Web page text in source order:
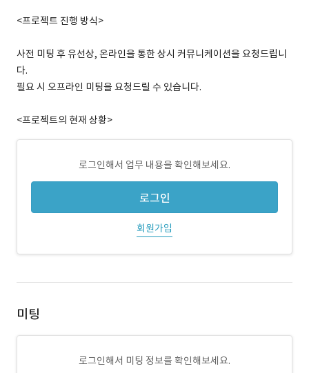
<프로젝트 진행 방식>
사전 미팅 후 유선상, 온라인을 통한 상시 커뮤니케이션을 요청드립니
다.
필요 시 오프라인 미팅을 요청드릴 수 있습니다.
<프로젝트의 현재 상황>
로그인해서 업무 내용을 확인해보세요.
로그인
회원가입
미팅
로그인해서 미팅 정보를 확인해보세요.